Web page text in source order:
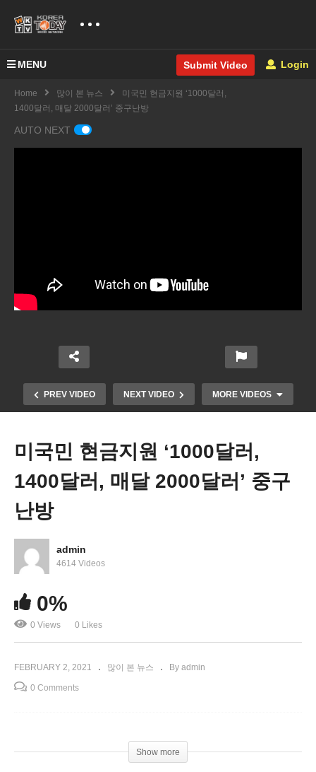
MENU Submit Video Login
Home 많이 본 뉴스
미국민 현금지원 ‘1000달러,
1400달러, 매달 2000달러’ 중구난방
AUTO NEXT
PREV VIDEO NEXT VIDEO MORE VIDEOS
고소득층 제외 1400달러 등 바이든 패키지 1~2주안
최종 승인
미국민 현금지원 ‘1000달러,
1400달러, 매달 2000달러’ 중구
난방
admin
4614 Videos
0%
0 Views 0 Likes
FEBRUARY 2, 2021 많이 본 뉴스 By admin
0 Comments
Show more